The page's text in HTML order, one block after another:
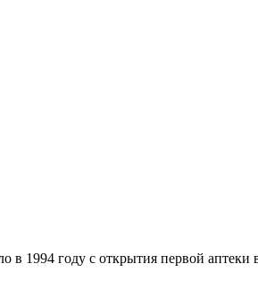
в 1994 году с открытия первой